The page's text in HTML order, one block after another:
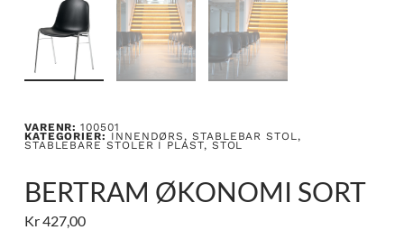
VARENR:100501
KATEGORIER: INNENDØRS ,STABLEBAR STOL ,
STABLEBARE STOLER I PLAST, STOL
BERTRAM ØKONOMI SORT
Kr427,00